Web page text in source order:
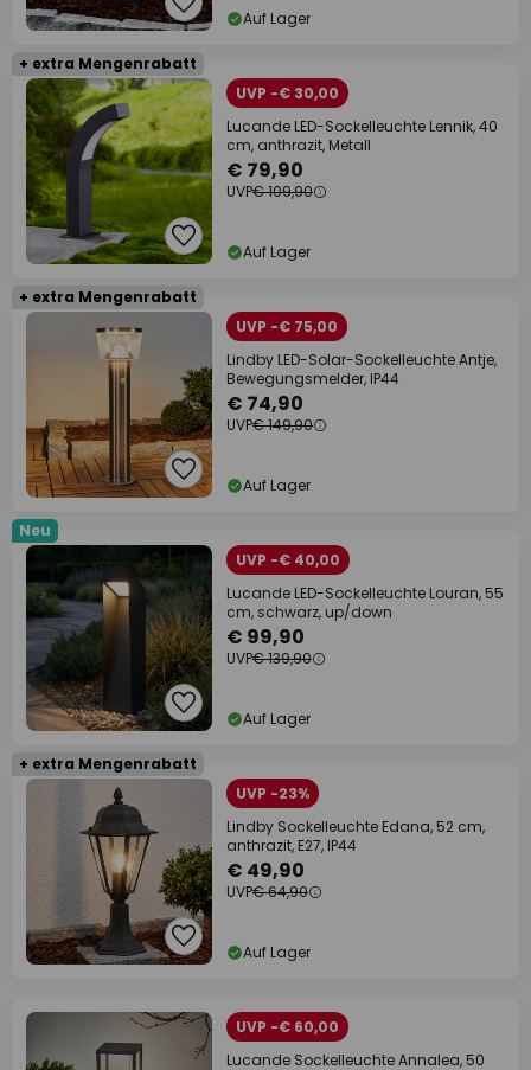
Auf Lager
+ extra Mengenrabatt
UVP -€ 30,00
Lucande LED-Sockelleuchte Lennik, 40
cm, anthrazit, Metall
€ 79,90
UVP€ 109,90
Auf Lager
+ extra Mengenrabatt
UVP -€ 75,00
Lindby LED-Solar-Sockelleuchte Antje,
Bewegungsmelder, IP44
€ 74,90
UVP€ 149,90
Auf Lager
Neu
UVP -€ 40,00
Lucande LED-Sockelleuchte Louran, 55
cm, schwarz, up/down
€ 99,90
UVP€ 139,90
Auf Lager
+ extra Mengenrabatt
UVP -23%
Lindby Sockelleuchte Edana, 52 cm,
anthrazit, E27, IP44
€ 49,90
UVP€ 64,90
Auf Lager
UVP -€ 60,00
Lucande Sockelleuchte Annalea, 50